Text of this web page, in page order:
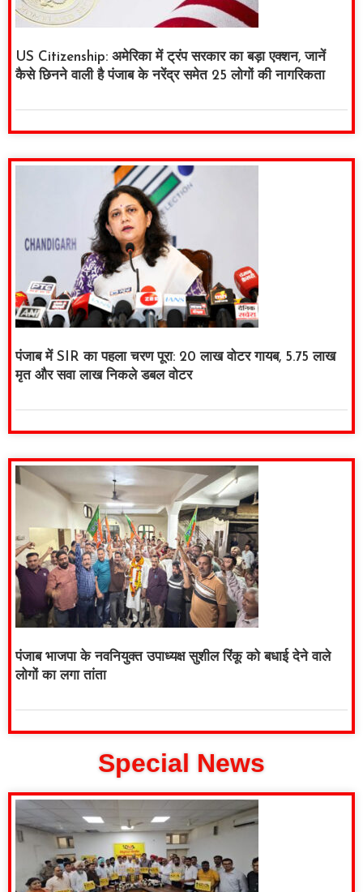
US Citizenship: अमेरिका में ट्रंप सरकार का बड़ा एक्शन, जानें
कैसे छिनने वाली है पंजाब के नरेंद्र समेत 25 लोगों की नागरिकता
पंजाब में SIR का पहला चरण पूरा: 20 लाख वोटर गायब, 5.75 लाख
मृत और सवा लाख निकले डबल वोटर
पंजाब भाजपा के नवनियुक्त उपाध्यक्ष सुशील रिंकू को बधाई देने वाले
लोगों का लगा तांता
Special News